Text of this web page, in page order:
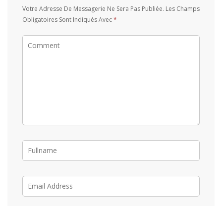
Votre Adresse De Messagerie Ne Sera Pas Publiée. Les Champs
Obligatoires Sont Indiqués Avec*